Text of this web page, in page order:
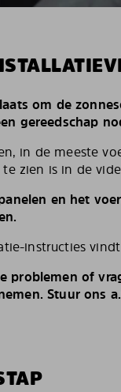
om de
gereedschap
in de meeste
zien is in de
en het
instructies
problemen of
Stuur ons